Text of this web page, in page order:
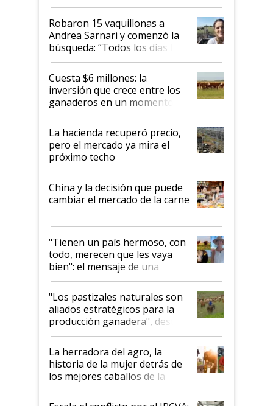
Robaron 15 vaquillonas a
Andrea Sarnari y comenzó la
búsqueda: “Todos los días le
toca a algún productor”
Cuesta $6 millones: la
inversión que crece entre los
ganaderos en un momento
histórico para la actividad
La hacienda recuperó precio,
pero el mercado ya mira el
próximo techo
China y la decisión que puede
cambiar el mercado de la carne
"Tienen un país hermoso, con
todo, merecen que les vaya
bien": el mensaje de una
ganadera uruguaya sobre las
oportunidades que se abren
para el agro en Argentina, con
foco en la carne
"Los pastizales naturales son
aliados estratégicos para la
producción ganadera", destaca
la iniciativa que ya reúne a 46
establecimientos en Argentina
La herradora del agro, la
historia de la mujer detrás de
los mejores caballos de la
Argentina y los mitos que
todavía hacen sufrir a estos